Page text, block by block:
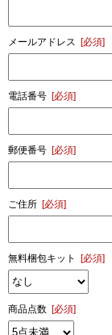
メールアドレス [必須]
電話番号 [必須]
郵便番号 [必須]
ご住所 [必須]
無料梱包キット [必須]
商品点数 [必須]